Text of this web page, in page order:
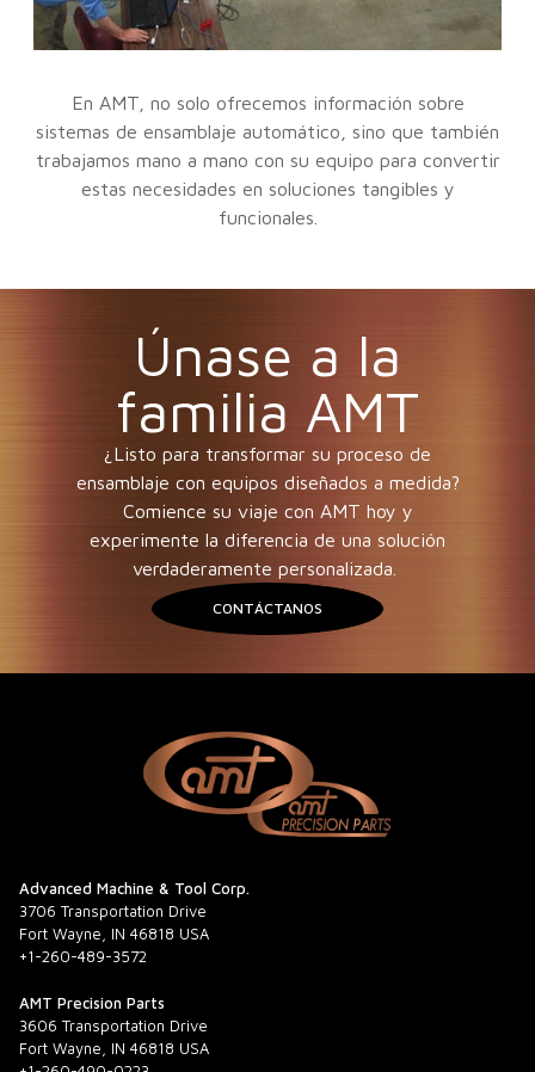
En AMT, no solo ofrecemos información sobre
sistemas de ensamblaje automático, sino que también
trabajamos mano a mano con su equipo para convertir
estas necesidades en soluciones tangibles y
funcionales.
Únase a la
familia AMT
¿Listo para transformar su proceso de
ensamblaje con equipos diseñados a medida?
Comience su viaje con AMT hoy y
experimente la diferencia de una solución
verdaderamente personalizada.
CONTÁCTANOS
Advanced Machine & Tool Corp.
3706 Transportation Drive
Fort Wayne, IN 46818 USA
+1-260-489-3572
AMT Precision Parts
3606 Transportation Drive
Fort Wayne, IN 46818 USA